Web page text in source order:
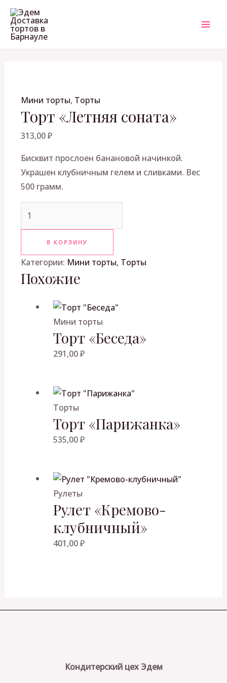
Перейти
содержимому
Мини торты, Торты
Торт «Летняя соната»
313,00₽
Бисквит прослоен банановой начинкой.
Украшен клубничным гелем и сливками. Вес
500 грамм.
Количество
товара
Торт
В КОРЗИНУ
Категории: Мини торты, Торты
Похожие
Мини торты
Торт «Беседа»
291,00₽
Торты
Торт «Парижанка»
535,00₽
Рулеты
Рулет «Кремово-
клубничный»
401,00₽
Кондитерский цех Эдем